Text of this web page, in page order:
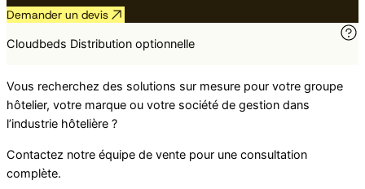
Demander un devis
Cloudbeds Distribution optionnelle
Vous recherchez des solutions sur mesure pour votre groupe
hôtelier, votre marque ou votre société de gestion dans
l’industrie hôtelière ?
Contactez notre équipe de vente pour une consultation
complète.